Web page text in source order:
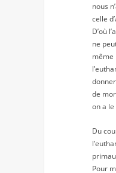
nous
celle
D’où
ne
même
de
on a
Du
Pour